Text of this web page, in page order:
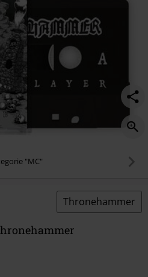
"MC"
Thronehammer